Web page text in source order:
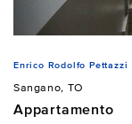
Enrico Rodolfo Pettazzi
Sangano, TO
Appartamento